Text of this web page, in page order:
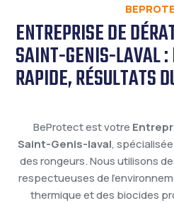
ENTREPRISE DE
SAINT-GENIS-LAVAL :
RAPIDE, RÉSULTATS
BeProtect est votre
Saint-Genis-laval,
des rongeurs. Nous utilisons
respectueuses de
thermique et des biocides